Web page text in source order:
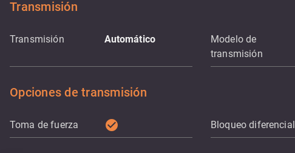
Transmisión
Transmisión Automático
Modelo de
transmisión
Opciones de transmisión
Toma de fuerza check_circle Bloqueo diferencial